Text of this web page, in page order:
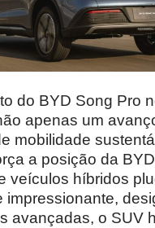
do BYD Song Pro
apenas um
mobilidade
a posição da
veículos híbridos
impressionante,
avançadas, o SUV